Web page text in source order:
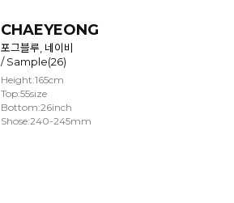
CHAEYEONG
포그블루, 네이비
/ Sample(26)
Height:165cm
Top:55size
Bottom:26inch
Shose:240-245mm